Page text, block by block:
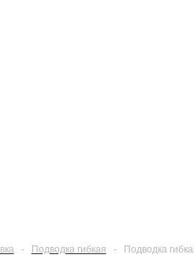
- Подводка гибкая - Подводка